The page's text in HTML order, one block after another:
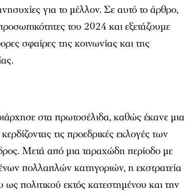
για το μέλλον. Σε αυτό το άρθρο,
του 2024 και εξετάζουμε
σφαίρες της κοινωνίας και της
στα πρωτοσέλιδα, καθώς έκανε μια
τις προεδρικές εκλογές των
Μετά από μια ταραχώδη περίοδο με
πολλαπλών κατηγοριών, η εκστρατεία
πολιτικού εκτός κατεστημένου και την